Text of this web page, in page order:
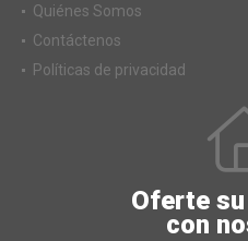
Quiénes Somos
Contáctenos
Políticas de privacidad
Oferte
con